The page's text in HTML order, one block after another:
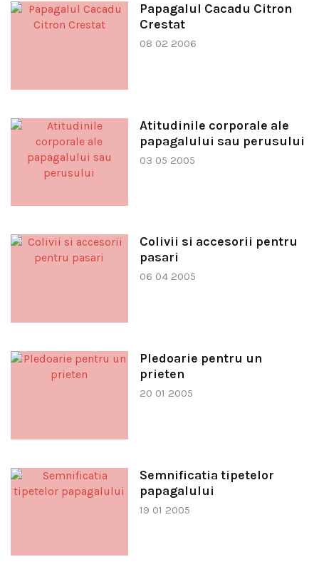
Papagalul Cacadu Citron
Crestat
08 02 2006
Atitudinile corporale ale
papagalului sau perusului
03 05 2005
Colivii si accesorii pentru
pasari
06 04 2005
Pledoarie pentru un
prieten
20 01 2005
Semnificatia tipetelor
papagalului
19 01 2005